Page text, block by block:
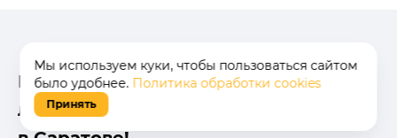
Интернет в дом - мы работаем с
лучшими интернет-провайдерами
Мы используем куки, чтобы пользоваться сайтом
было удобнее. Политика обработки cookies
Принять